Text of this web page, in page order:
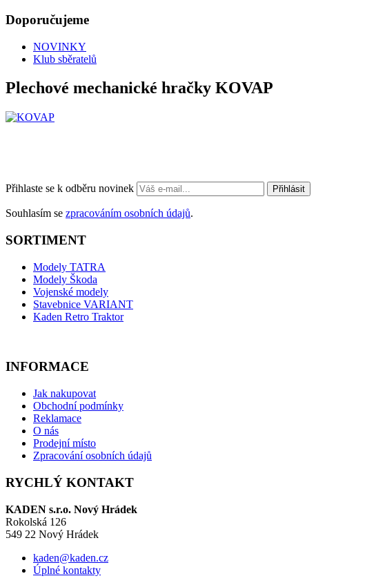
Doporučujeme
NOVINKY
Klub sběratelů
Plechové mechanické hračky KOVAP
Přihlaste se k odběru novinek Přihlásit
Souhlasím se zpracováním osobních údajů.
SORTIMENT
Modely TATRA
Modely Škoda
Vojenské modely
Stavebnice VARIANT
Kaden Retro Traktor
INFORMACE
Jak nakupovat
Obchodní podmínky
Reklamace
O nás
Prodejní místo
Zpracování osobních údajů
RYCHLÝ KONTAKT
KADEN s.r.o. Nový Hrádek
Rokolská 126
549 22 Nový Hrádek
kaden@kaden.cz
Úplné kontakty